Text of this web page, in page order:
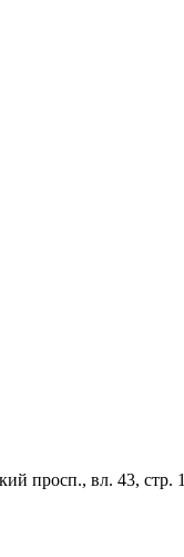
просп., вл. 43, стр. 1